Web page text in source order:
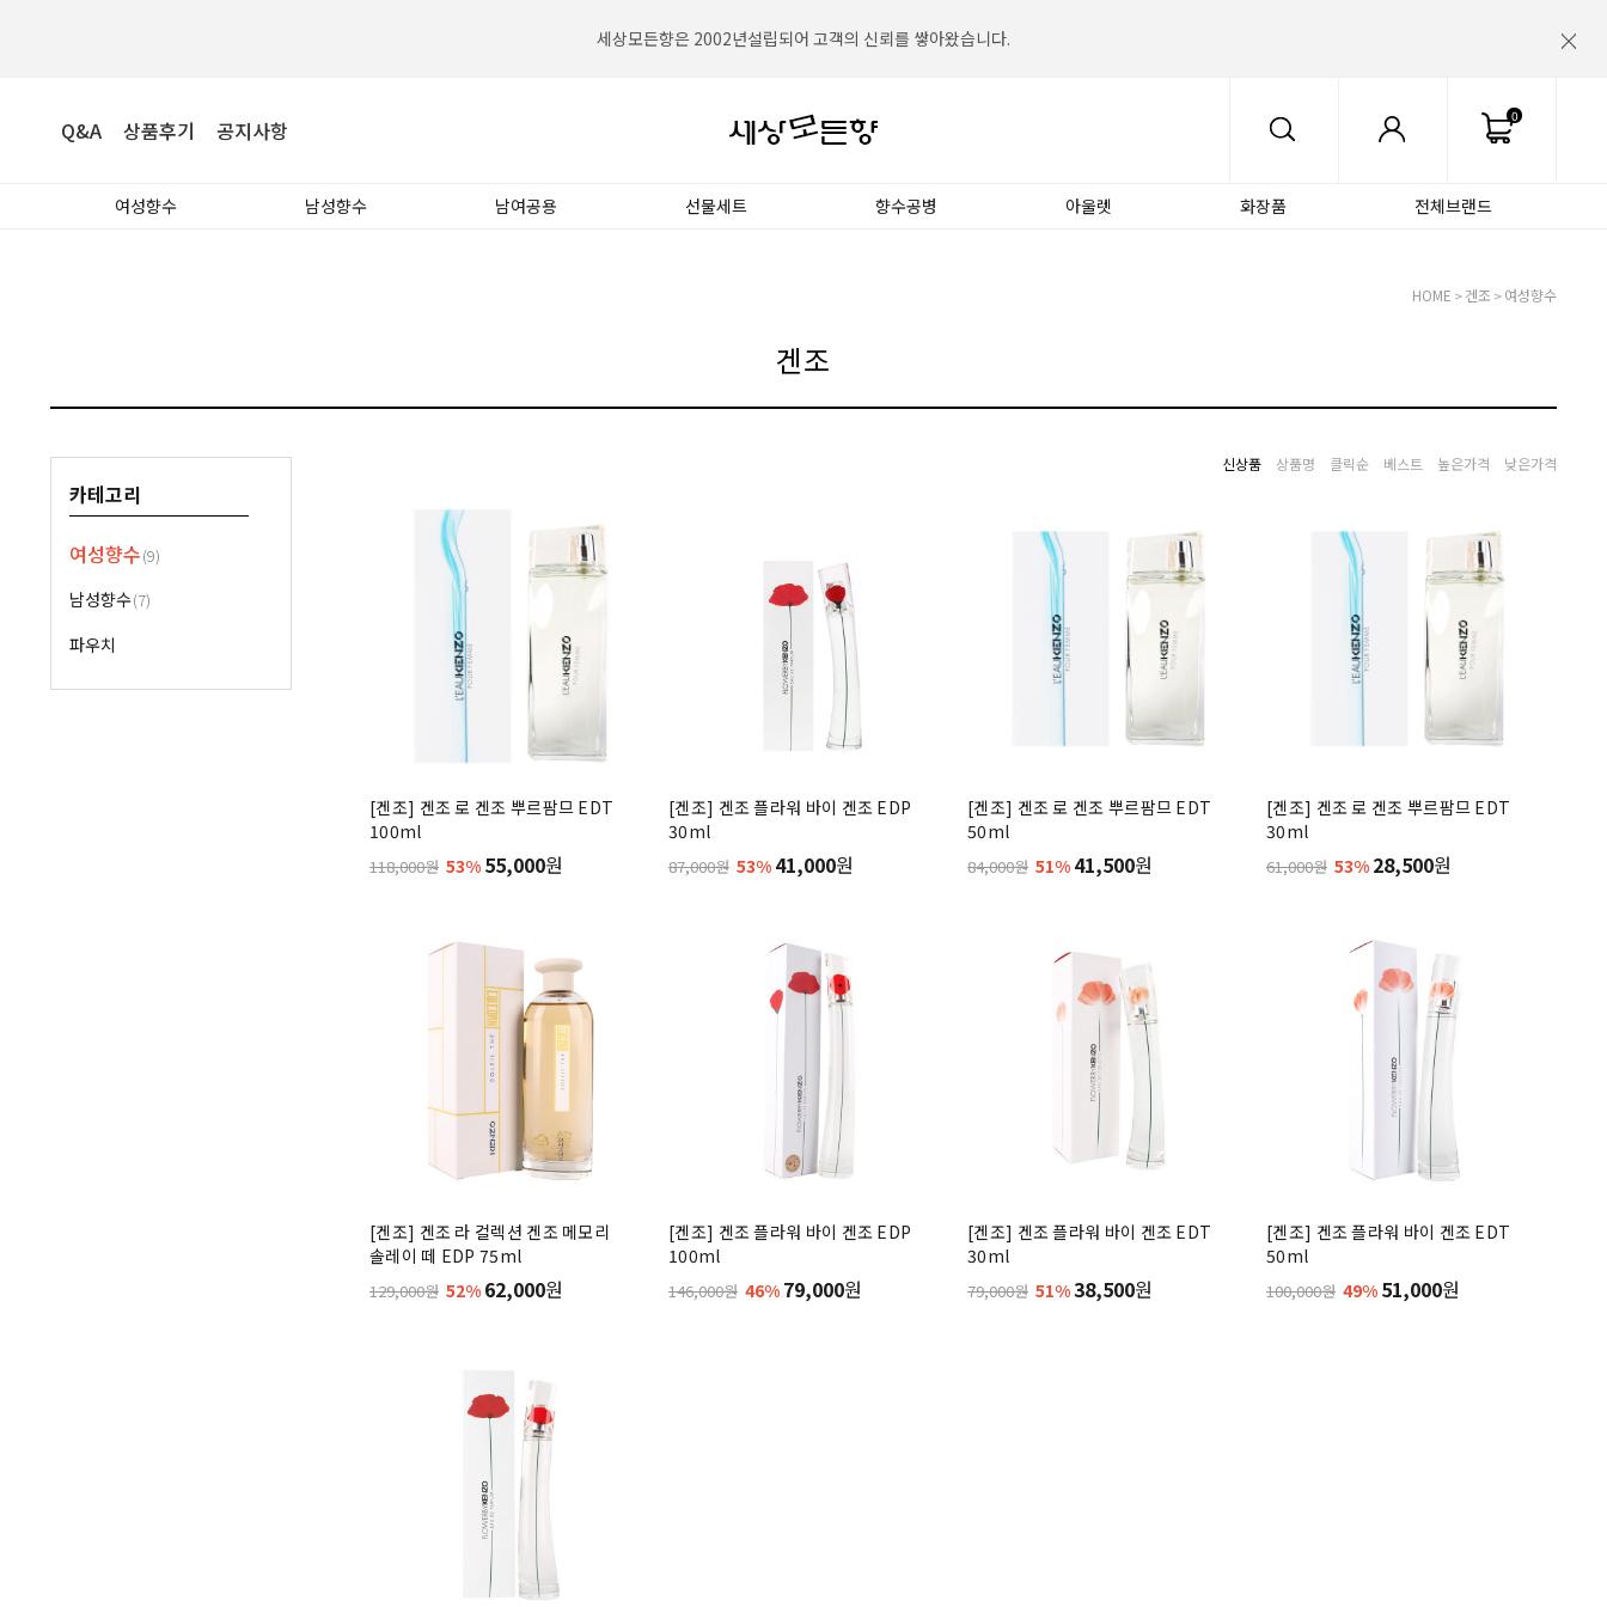
세상모든향은 2002년설립되어 고객의 신뢰를 쌓아왔습니다.
세상모든향은 대한민국 NO.1향수전문쇼핑몰입니다.
Q&A 상품후기 공지사항
0
여성향수 남성향수 남여공용 선물세트 향수공병 아울렛 화장품 전체브랜드
HOME >겐조>여성향수
겐조
카테고리
여성향수(9)
남성향수(7)
파우치
신상품 상품명 클릭순 베스트 높은가격 낮은가격
[겐조] 겐조 로 겐조 뿌르팜므 EDT
100ml
118,000원 53% 55,000원
[겐조] 겐조 플라워 바이 겐조 EDP
30ml
87,000원 53% 41,000원
[겐조] 겐조 로 겐조 뿌르팜므 EDT
50ml
84,000원 51% 41,500원
[겐조] 겐조 로 겐조 뿌르팜므 EDT
30ml
61,000원 53% 28,500원
[겐조] 겐조 라 컬렉션 겐조 메모리
솔레이 떼 EDP 75ml
129,000원 52% 62,000원
[겐조] 겐조 플라워 바이 겐조 EDP
100ml
146,000원 46% 79,000원
[겐조] 겐조 플라워 바이 겐조 EDT
30ml
79,000원 51%38,500원
[겐조] 겐조 플라워 바이 겐조 EDT
50ml
100,000원 49% 51,000원